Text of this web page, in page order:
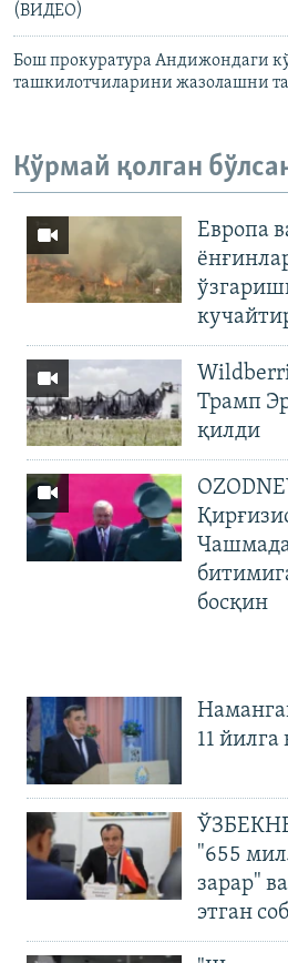
(ВИДЕО)
Бош прокуратура Андижондаги
ташкилотчиларини жазолашни
Кўрмай қолган
Европа
Трамп
қилди
босқин
11
"655
зарар"
этган